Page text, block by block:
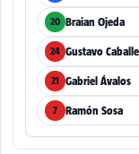
20 Braian Ojeda
24 Gustavo
21 Gabriel Ávalos
7 Ramón Sosa